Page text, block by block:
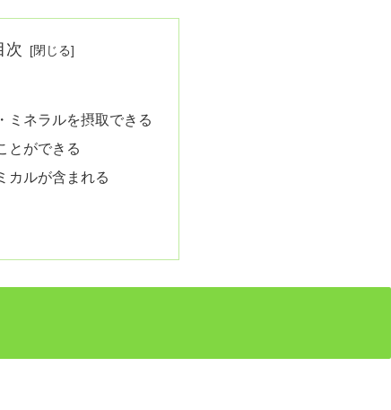
次
ミネラルを摂取できる
とができる
カルが含まれる